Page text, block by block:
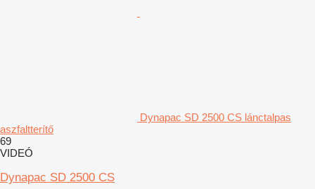
Dynapac SD 2500 CS lánctalpas
aszfaltterítő
69
VIDEÓ
Dynapac SD 2500 CS